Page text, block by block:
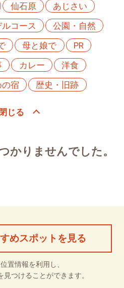
仙石原
あじさい
コース
公園・自然
母と娘で
PR
カレー
洋食
宿
歴史・旧跡
かりませんでした。
めスポットを見る
置情報を利用し、
つけることができます。